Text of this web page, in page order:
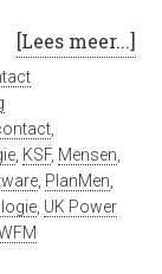
[Lees meer...]
KSF, Mensen
PlanMen
UK Power